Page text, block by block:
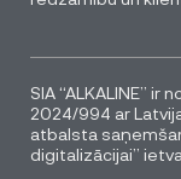
SIA “ALKALINE”
2024/994 ar
atbalsta
digitalizācijai”